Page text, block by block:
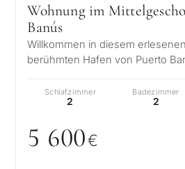
Wohnung im
Banús
Willkommen in diesem
berühmten Hafen von Puerto
Schlafzimmer
2
Badezimmer
2
5 600€